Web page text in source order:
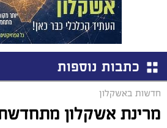
כתבות נוספות
חדשות באשקלון
מרינת אשקלון